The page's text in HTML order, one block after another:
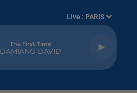
Live : PARIS
The First Time
DAMIANO DAVID